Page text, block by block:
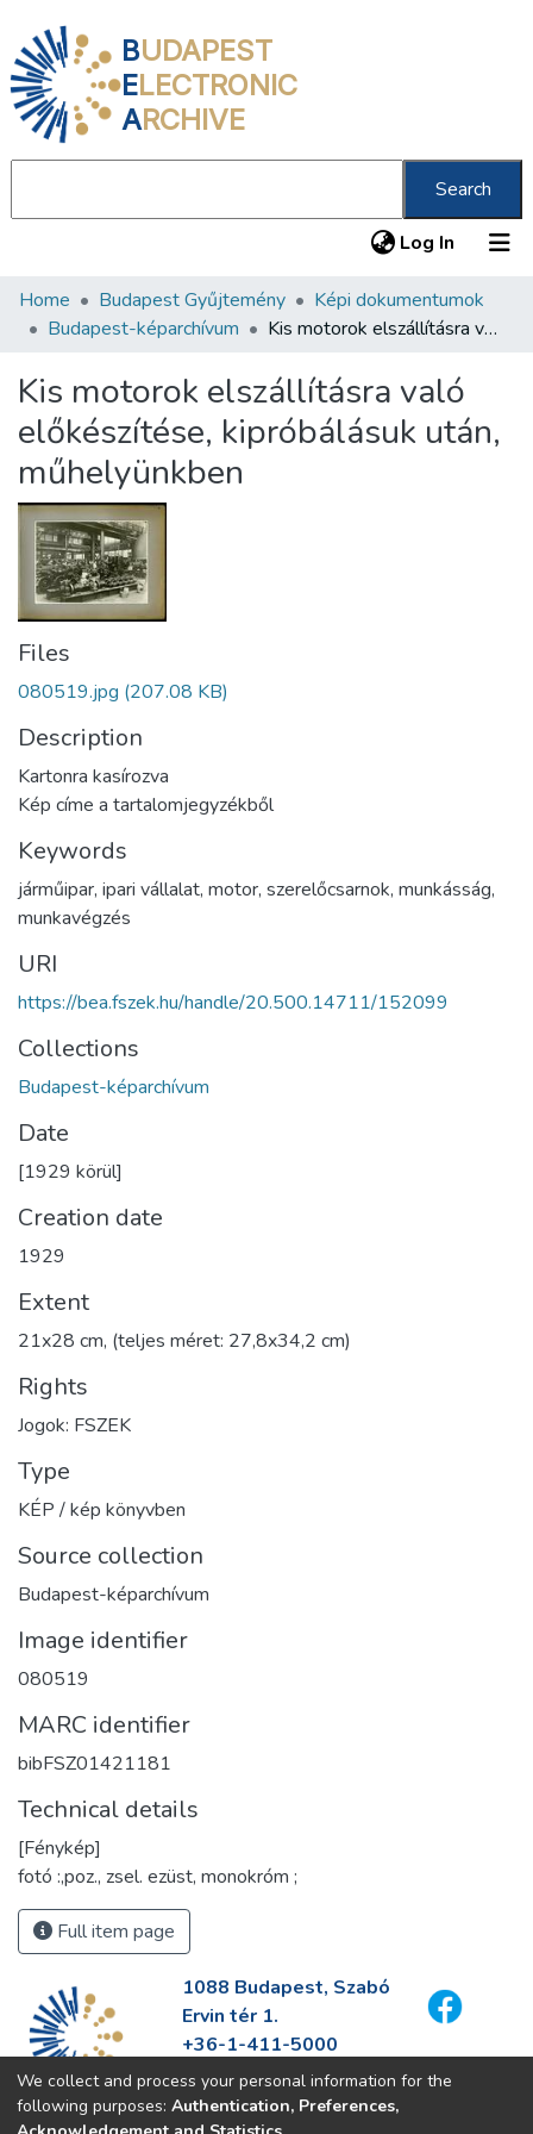
BUDAPEST
ELECTRONIC
ARCHIVE
Search
Log In (current)
Communities & Collections
Statistics
About us
Home Budapest Gyűjtemény
Képi dokumentumok
Budapest-képarchívum
Kis motorok elszállításra való előkészítése, kipróbálásuk után, műhelyünkben
Kis motorok elszállításra való
előkészítése, kipróbálásuk után,
műhelyünkben
Files
080519.jpg (207.08 KB)
Description
Kartonra kasírozva
Kép címe a tartalomjegyzékből
Keywords
járműipar, ipari vállalat, motor, szerelőcsarnok, munkásság,
munkavégzés
URI
https://bea.fszek.hu/handle/20.500.14711/152099
Collections
Budapest-képarchívum
Date
[1929 körül]
Creation date
1929
Extent
21x28 cm, (teljes méret: 27,8x34,2 cm)
Rights
Jogok: FSZEK
Type
KÉP / kép könyvben
Source collection
Budapest-képarchívum
Image identifier
080519
MARC identifier
bibFSZ01421181
Technical details
[Fénykép]
fotó :,poz., zsel. ezüst, monokróm ;
Full item page
1088 Budapest, Szabó
Ervin tér 1.
+36-1-411-5000
info@fszek.hu
https://fszek.hu
We collect and process your personal information for the
following purposes: Authentication, Preferences,